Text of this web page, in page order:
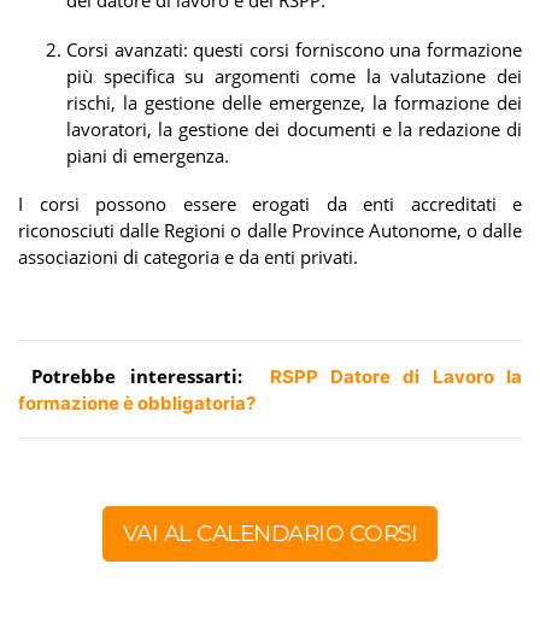
Corsi avanzati: questi corsi forniscono una formazione
più specifica su argomenti come la valutazione dei
rischi, la gestione delle emergenze, la formazione dei
lavoratori, la gestione dei documenti e la redazione di
piani di emergenza.
I corsi possono essere erogati da enti accreditati e
riconosciuti dalle Regioni o dalle Province Autonome, o dalle
associazioni di categoria e da enti privati.
Potrebbe interessarti:
RSPP Datore di Lavoro la
formazione è obbligatoria?
VAI AL CALENDARIO CORSI